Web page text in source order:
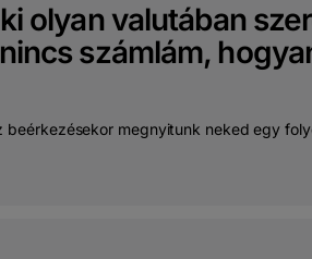
olyan valutában
számlám,
megnyitunk neked egy